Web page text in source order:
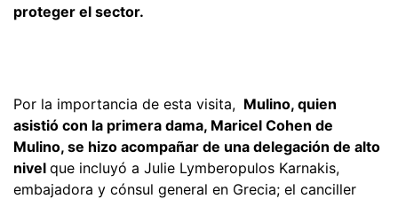
proteger el sector.
Por la importancia de esta visita, Mulino, quien
asistió con la primera dama, Maricel Cohen de
Mulino, se hizo acompañar de una delegación de alto
nivel que incluyó a Julie Lymberopulos Karnakis,
embajadora y cónsul general en Grecia; el canciller